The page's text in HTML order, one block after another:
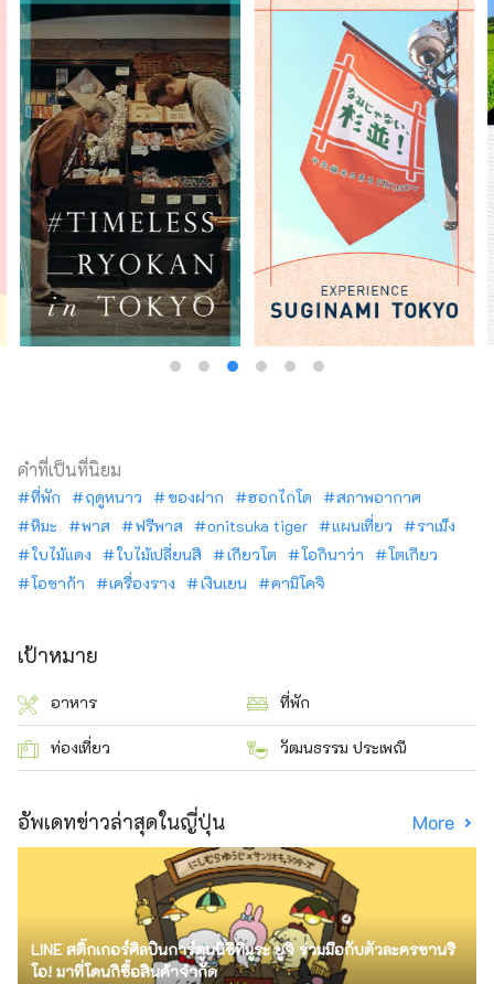
คำที่เป็นที่นิยม
ที่พัก ฤดูหนาว ของฝาก ฮอกไกโด
สภาพอากาศ
หิมะ
พาส ฟรีพาส onitsuka tiger แผนเที่ยว
ราเม็ง
ใบไม้แดง
ใบไม้เปลี่ยนสี เกียวโต โอกินาว่า
โตเกียว
โอซาก้า
เครื่องราง เงินเยน คามิโคจิ
เป้าหมาย
อาหาร ที่พัก
ท่องเที่ยว วัฒนธรรม ประเพณี
อัพเดทข่าวล่าสุดในญี่ปุ่น More
LINE สติ๊กเกอร์ศิลปินการ์ตูนนิชิทีมูระ ยูจิ ร่วมมือกับตัวละครซานริ
โอ! มาที่โดนกิซื้อสินค้าจำกัด